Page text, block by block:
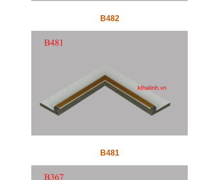
B482
B481